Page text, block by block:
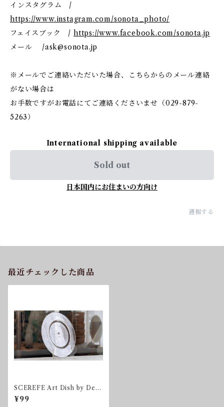
インスタグラム /
https://www.instagram.com/sonota_photo/
フェイスブック /https://www.facebook.com/sonota.jp
メール /ask@sonota.jp
※メールでご連絡いただいた場合、こちらからのメール連絡
がない場合は
お手数ですがお電話にてご連絡くださいませ（029-879-
5263）
International shipping available
Sold out
日本国内にお住まいの方向け
通報する
最近チェックした商品
SCEREFE Art Dish by Defn
e Koz for hwc Egizia by So
ttsass Associati 送料込
¥99